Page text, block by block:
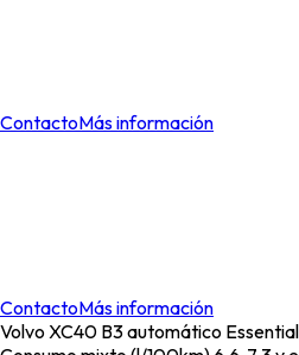
ContactoMás información
ContactoMás información
Volvo XC40 B3 automático Essential